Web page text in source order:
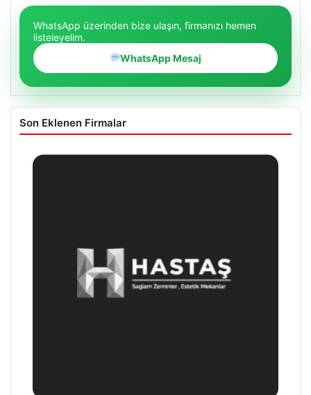
WhatsApp üzerinden bize ulaşın, firmanızı hemen
listeleyelim.
WhatsApp Mesaj
Son Eklenen Firmalar